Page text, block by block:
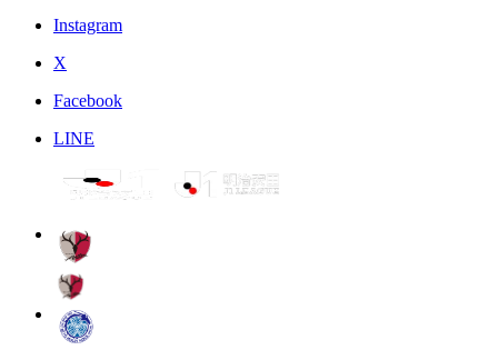
Instagram
X
Facebook
LINE